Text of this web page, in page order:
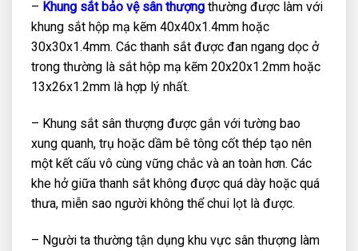
– Khung sắt bảo vệ sân thượng thường được làm với
khung sắt hộp mạ kẽm 40x40x1.4mm hoặc
30x30x1.4mm. Các thanh sắt được đan ngang dọc ở
trong thường là sắt hộp mạ kẽm 20x20x1.2mm hoặc
13x26x1.2mm là hợp lý nhất.
– Khung sắt sân thượng được gắn với tường bao
xung quanh, trụ hoặc dầm bê tông cốt thép tạo nên
một kết cấu vô cùng vững chắc và an toàn hơn. Các
khe hở giữa thanh sắt không được quá dày hoặc quá
thưa, miễn sao người không thể chui lọt là được.
– Người ta thường tận dụng khu vực sân thượng làm